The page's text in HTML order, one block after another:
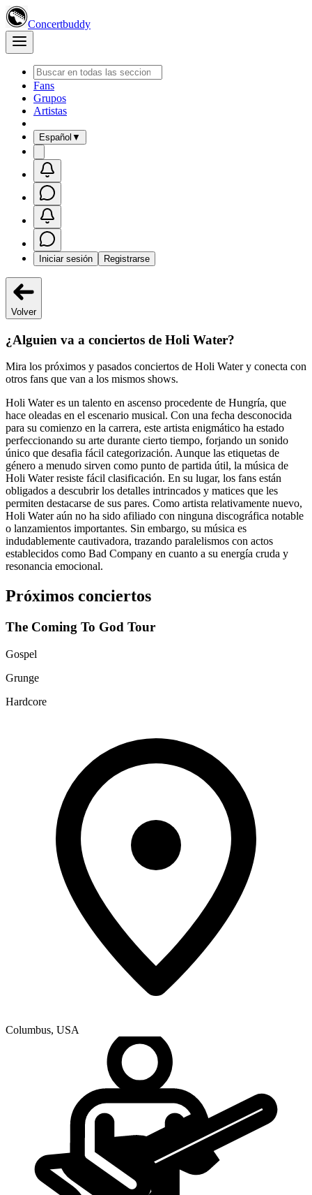
Concertbuddy
Fans
Grupos
Artistas
Español ▼
Iniciar sesión Registrarse
Volver
¿Alguien va a conciertos de Holi Water?
Mira los próximos y pasados conciertos de Holi Water y conecta con
otros fans que van a los mismos shows.
Holi Water es un talento en ascenso procedente de Hungría, que
hace oleadas en el escenario musical. Con una fecha desconocida
para su comienzo en la carrera, este artista enigmático ha estado
perfeccionando su arte durante cierto tiempo, forjando un sonido
único que desafia fácil categorización. Aunque las etiquetas de
género a menudo sirven como punto de partida útil, la música de
Holi Water resiste fácil clasificación. En su lugar, los fans están
obligados a descubrir los detalles intrincados y matices que les
permiten destacarse de sus pares. Como artista relativamente nuevo,
Holi Water aún no ha sido afiliado con ninguna discográfica notable
o lanzamientos importantes. Sin embargo, su música es
indudablemente cautivadora, trazando paralelismos con actos
establecidos como Bad Company en cuanto a su energía cruda y
resonancia emocional.
Próximos conciertos
The Coming To God Tour
Gospel
Grunge
Hardcore
Columbus, USA